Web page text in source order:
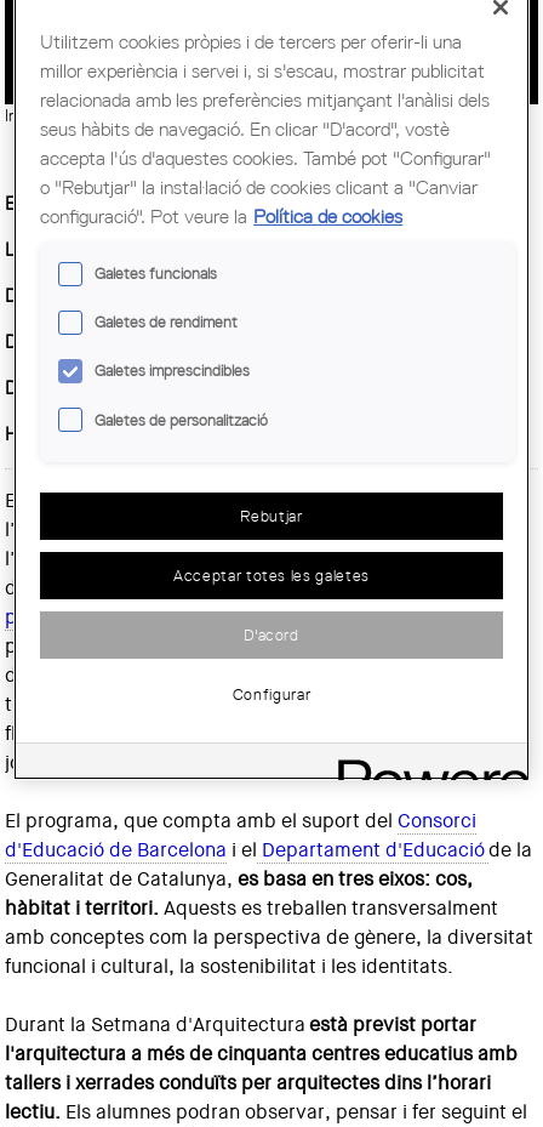
ARQUITECTURA A LES AULES
Imatge:
Entitat Organitzadora :COAC
Lloc:
Demarcació :
Data inici :
Data fi :Diumenge, 19 maig, 2019
Horari:Consultar
El Col·legi d'Arquitectes vol apropar l’arquitectura a
l’educació, i encara més des de l'aprovació de la Llei de
l’Arquitectura, on es defineix l’arquitectura com activitat
d’interès general al servei de la societat.
programa educatiu adreçat a centres educatiusde
primària i secundària amb què el COAC posa a disposició
dels docents un seguit de recursos perquè es pugui
treballar l'arquitectura de manera transversal. És una eina
flexible i adaptable que estructura la mirada dels infants i
joves cap a l'entorn habitat.
El programa, que compta amb el suport del Consorci
d'Educació de Barcelona i el Departament d'Educacióde la
Generalitat de Catalunya,es basa en tres eixos: cos,
hàbitat i territori. Aquests es treballen transversalment
amb conceptes com la perspectiva de gènere, la diversitat
funcional i cultural, la sostenibilitat i les identitats.
Durant la Setmana d'Arquitecturaestà previst portar
l'arquitectura a més de cinquanta centres educatius amb
tallers i xerrades conduïts per arquitectes dins l’horari
lectiu. Els alumnes podran observar, pensar i fer seguint el
Utilitzem cookies pròpies i de tercers per oferir-li una
millor experiència i servei i, si s'escau, mostrar publicitat
relacionada amb les preferències mitjançant l'anàlisi dels
seus hàbits de navegació. En clicar "D'acord", vostè
accepta l'ús d'aquestes cookies. També pot "Configurar"
o "Rebutjar" la instal·lació de cookies clicant a "Canviar
configuració". Pot veure la Política de cookies
Galetes funcionals
Galetes de rendiment
Galetes imprescindibles
Galetes de personalització
Rebutjar
Acceptar totes les galetes
D'acord
Configurar